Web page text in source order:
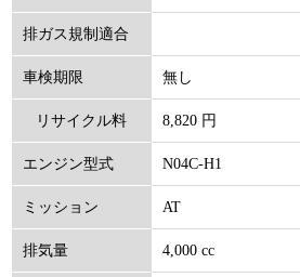
排ガス規制適合
車検期限 無し
リサイクル料
(円)
8,820 円
エンジン型式 N04C-H1
ミッション AT
排気量 4,000 cc